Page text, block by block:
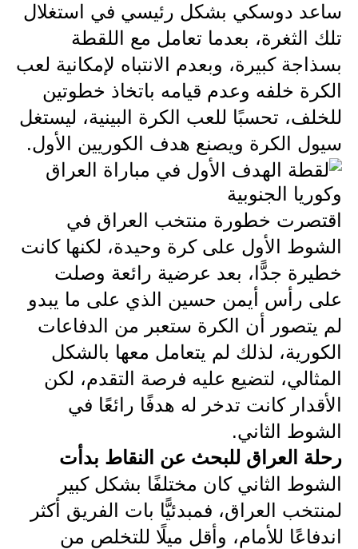
صحة وطب
فن ومشاهير
العامة
ساعد دوسكي بشكل رئيسي في استغلال
تلك الثغرة، بعدما تعامل مع اللقطة
بسذاجة كبيرة، وبعدم الانتباه لإمكانية لعب
الكرة خلفه وعدم قيامه باتخاذ خطوتين
للخلف، تحسبًا للعب الكرة البينية، ليستغل
سيول الكرة ويصنع هدف الكوريين الأول.
اقتصرت خطورة منتخب العراق في
الشوط الأول على كرة وحيدة، لكنها كانت
خطيرة جدًّا، بعد عرضية رائعة وصلت
على رأس أيمن حسين الذي على ما يبدو
لم يتصور أن الكرة ستعبر من الدفاعات
الكورية، لذلك لم يتعامل معها بالشكل
المثالي، لتضيع عليه فرصة التقدم، لكن
الأقدار كانت تدخر له هدفًا رائعًا في
الشوط الثاني.
رحلة العراق للبحث عن النقاط بدأت
الشوط الثاني كان مختلفًا بشكل كبير
لمنتخب العراق، فمبدئيًّا بات الفريق أكثر
اندفاعًا للأمام، وأقل ميلًا للتخلص من